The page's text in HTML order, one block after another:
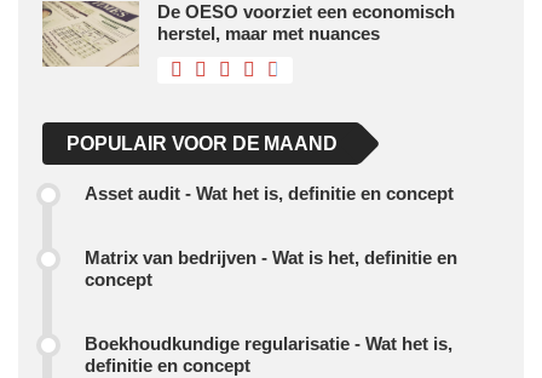
De OESO voorziet een economisch
herstel, maar met nuances
POPULAIR VOOR DE MAAND
Asset audit - Wat het is, definitie en concept
Matrix van bedrijven - Wat is het, definitie en
concept
Boekhoudkundige regularisatie - Wat het is,
definitie en concept